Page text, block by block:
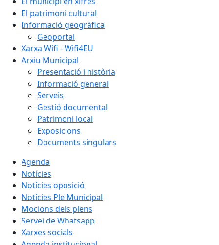
El patrimoni cultural
Informació geogràfica
Geoportal
Xarxa Wifi - Wifi4EU
Arxiu Municipal
Presentació i història
Informació general
Serveis
Gestió documental
Patrimoni local
Exposicions
Documents singulars
Agenda
Notícies
Notícies oposició
Notícies Ple Municipal
Mocions dels plens
Servei de Whatsapp
Xarxes socials